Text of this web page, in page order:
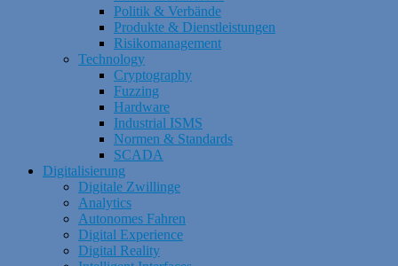
Politik & Verbände
Produkte & Dienstleistungen
Risikomanagement
Technology
Cryptography
Fuzzing
Hardware
Industrial ISMS
Normen & Standards
SCADA
Digitalisierung
Digitale Zwillinge
Analytics
Autonomes Fahren
Digital Experience
Digital Reality